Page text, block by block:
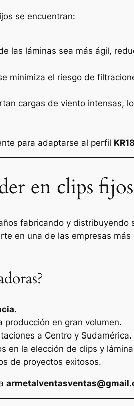
se encuentran:
las láminas sea más ágil,
minimiza el riesgo de
cargas de viento intensas,
para adaptarse al perfil
en clips
fabricando y
en una de las empresas
producción en gran volumen.
a Centro y Sudamérica.
en la elección de clips y
de proyectos exitosos.